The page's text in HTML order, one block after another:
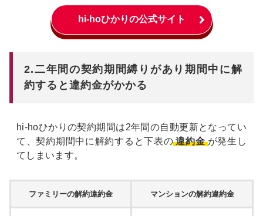
hi-hoひかりの公式サイト
2.二年間の契約期間縛りがあり期間中に解
約すると違約金がかかる
hi-hoひかりの契約期間は2年間の自動更新となってい
て、契約期間中に解約すると下表の 違約金 が発生し
てしまいます。
ファミリーの解約違約金 マンションの解約違約金